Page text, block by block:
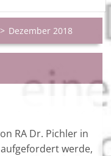
> Dezember 2018
RA Dr. Pichler in
werde,